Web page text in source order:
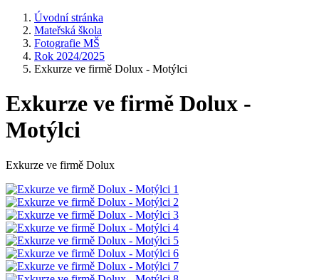
Úvodní stránka
Mateřská škola
Fotografie MŠ
Rok 2024/2025
Exkurze ve firmě Dolux - Motýlci
Exkurze ve firmě Dolux -
Motýlci
Exkurze ve firmě Dolux